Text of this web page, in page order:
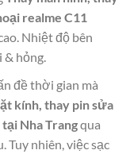
realme C11
Nhiệt độ bên
& hỏng.
đề thời gian mà
kính, thay pin sửa
Nha Trangqua
Tuy nhiên, việc sạc